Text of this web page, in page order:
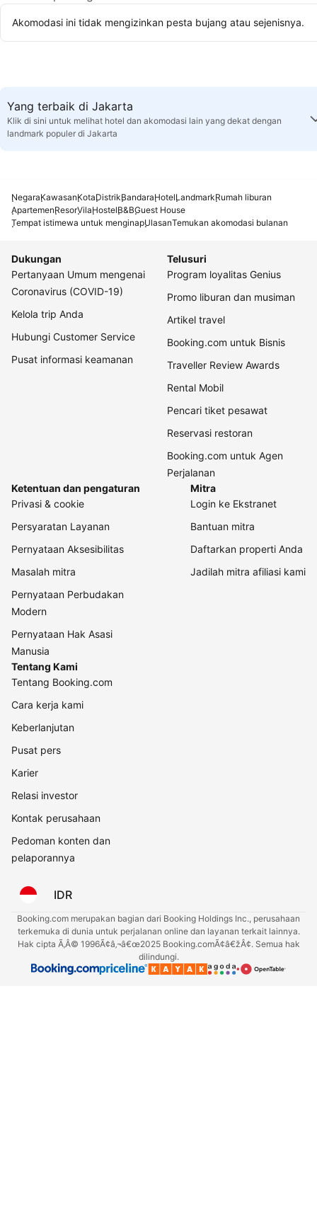
Akomodasi ini tidak mengizinkan pesta bujang atau sejenisnya.
Yang terbaik di Jakarta
Klik di sini untuk melihat hotel dan akomodasi lain yang dekat dengan
landmark populer di Jakarta
NegaraKawasanKotaDistrikBandaraHotelLandmarkRumah liburan
ApartemenResorVilaHostelB&BGuest House
Tempat istimewa untuk menginapUlasanTemukan akomodasi bulanan
Dukungan
Pertanyaan Umum mengenai
Coronavirus (COVID-19)
Kelola trip Anda
Hubungi Customer Service
Pusat informasi keamanan
Telusuri
Program loyalitas Genius
Promo liburan dan musiman
Artikel travel
Booking.com untuk Bisnis
Traveller Review Awards
Rental Mobil
Pencari tiket pesawat
Reservasi restoran
Booking.com untuk Agen
Perjalanan
Ketentuan dan pengaturan
Privasi & cookie
Persyaratan Layanan
Pernyataan Aksesibilitas
Masalah mitra
Pernyataan Perbudakan
Modern
Pernyataan Hak Asasi
Manusia
Mitra
Login ke Ekstranet
Bantuan mitra
Daftarkan properti Anda
Jadilah mitra afiliasi kami
Tentang Kami
Tentang Booking.com
Cara kerja kami
Keberlanjutan
Pusat pers
Karier
Relasi investor
Kontak perusahaan
Pedoman konten dan
pelaporannya
IDR
Booking.com merupakan bagian dari Booking Holdings Inc., perusahaan
terkemuka di dunia untuk perjalanan online dan layanan terkait lainnya.
Hak cipta Ã‚Â© 1996Ã¢â‚¬â€œ2025 Booking.comÃ¢â€žÂ¢. Semua hak
dilindungi.